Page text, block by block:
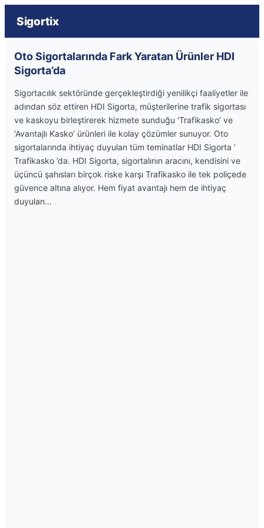
Sigortix
Oto Sigortalarında Fark Yaratan Ürünler HDI
Sigorta’da
Sigortacılık sektöründe gerçekleştirdiği yenilikçi faaliyetler ile
adından söz ettiren HDI Sigorta, müşterilerine trafik sigortası
ve kaskoyu birleştirerek hizmete sunduğu ‘Trafikasko’ ve
‘Avantajlı Kasko’ ürünleri ile kolay çözümler sunuyor. Oto
sigortalarında ihtiyaç duyulan tüm teminatlar HDI Sigorta ‘
Trafikasko ’da. HDI Sigorta, sigortalının aracını, kendisini ve
üçüncü şahısları birçok riske karşı Trafikasko ile tek poliçede
güvence altına alıyor. Hem fiyat avantajı hem de ihtiyaç
duyulan…